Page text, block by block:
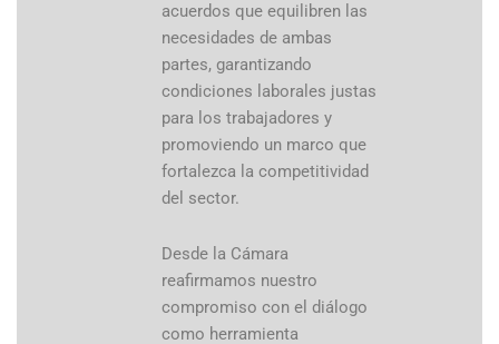
acuerdos que equilibren las
necesidades de ambas
partes, garantizando
condiciones laborales justas
para los trabajadores y
promoviendo un marco que
fortalezca la competitividad
del sector.
Desde la Cámara
reafirmamos nuestro
compromiso con el diálogo
como herramienta